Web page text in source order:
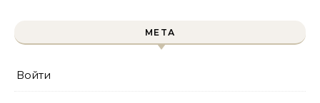
МЕТА
Войти